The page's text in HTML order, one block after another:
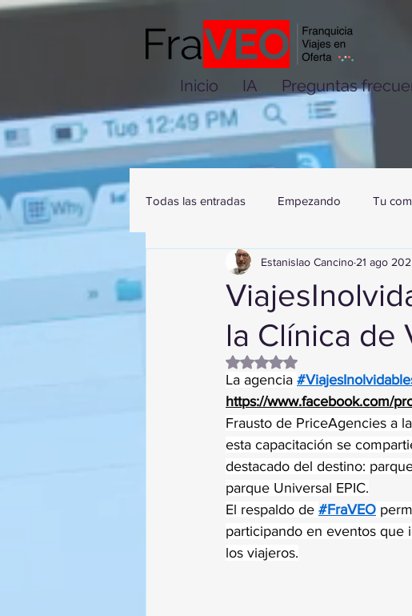
Inicio IA Preguntas
Todas las entradas Empezando Tu
la Clínica de
Estanislao Cancino 21 ago
Obtuvo NaN de 5 estrellas.
La agencia
https://www.facebook.com/
Frausto de PriceAgencies a
esta capacitación se
destacado del destino:
parque Universal EPIC.
El respaldo de #FraVEO
participando en eventos que
los viajeros.